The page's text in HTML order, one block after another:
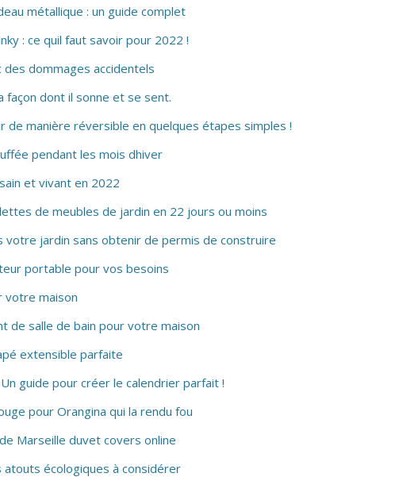
métallique : un guide complet
: ce quil faut savoir pour 2022 !
dommages accidentels
façon dont il sonne et se sent.
de manière réversible en quelques étapes simples !
pendant les mois dhiver
et vivant en 2022
de meubles de jardin en 22 jours ou moins
votre jardin sans obtenir de permis de construire
portable pour vos besoins
votre maison
de salle de bain pour votre maison
extensible parfaite
guide pour créer le calendrier parfait !
pour Orangina qui la rendu fou
Marseille duvet covers online
atouts écologiques à considérer